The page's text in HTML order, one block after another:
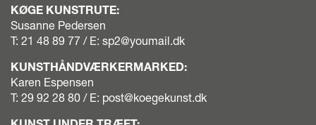
KØGE KUNSTRUTE:
Susanne Pedersen
T: 21 48 89 77‬‬ / E: sp2@youmail.dk
KUNSTHÅNDVÆRKERMARKED:
Karen Espensen
T: 29 92 28 80 / E: post@koegekunst.dk